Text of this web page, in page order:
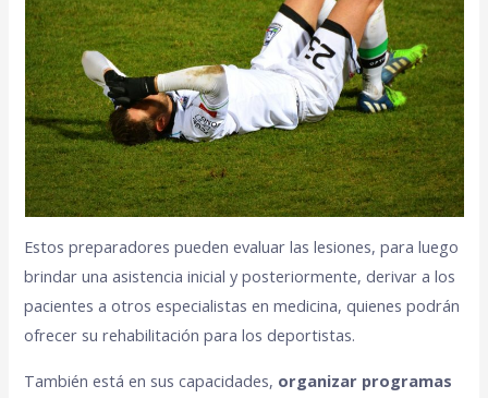
Estos preparadores pueden evaluar las lesiones, para luego
brindar una asistencia inicial y posteriormente, derivar a los
pacientes a otros especialistas en medicina, quienes podrán
ofrecer su rehabilitación para los deportistas.
También está en sus capacidades, organizar programas